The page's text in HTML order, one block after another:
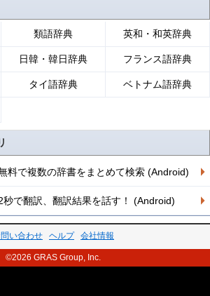
類語辞典 英和・和英辞典
日韓・韓日辞典 フランス語辞典
タイ語辞典 ベトナム語辞典
料で複数の辞書をまとめて検索 (Android)
で翻訳、翻訳結果を話す！ (Android)
い合わせ ヘルプ 会社情報
©2026 GRAS Group, Inc.